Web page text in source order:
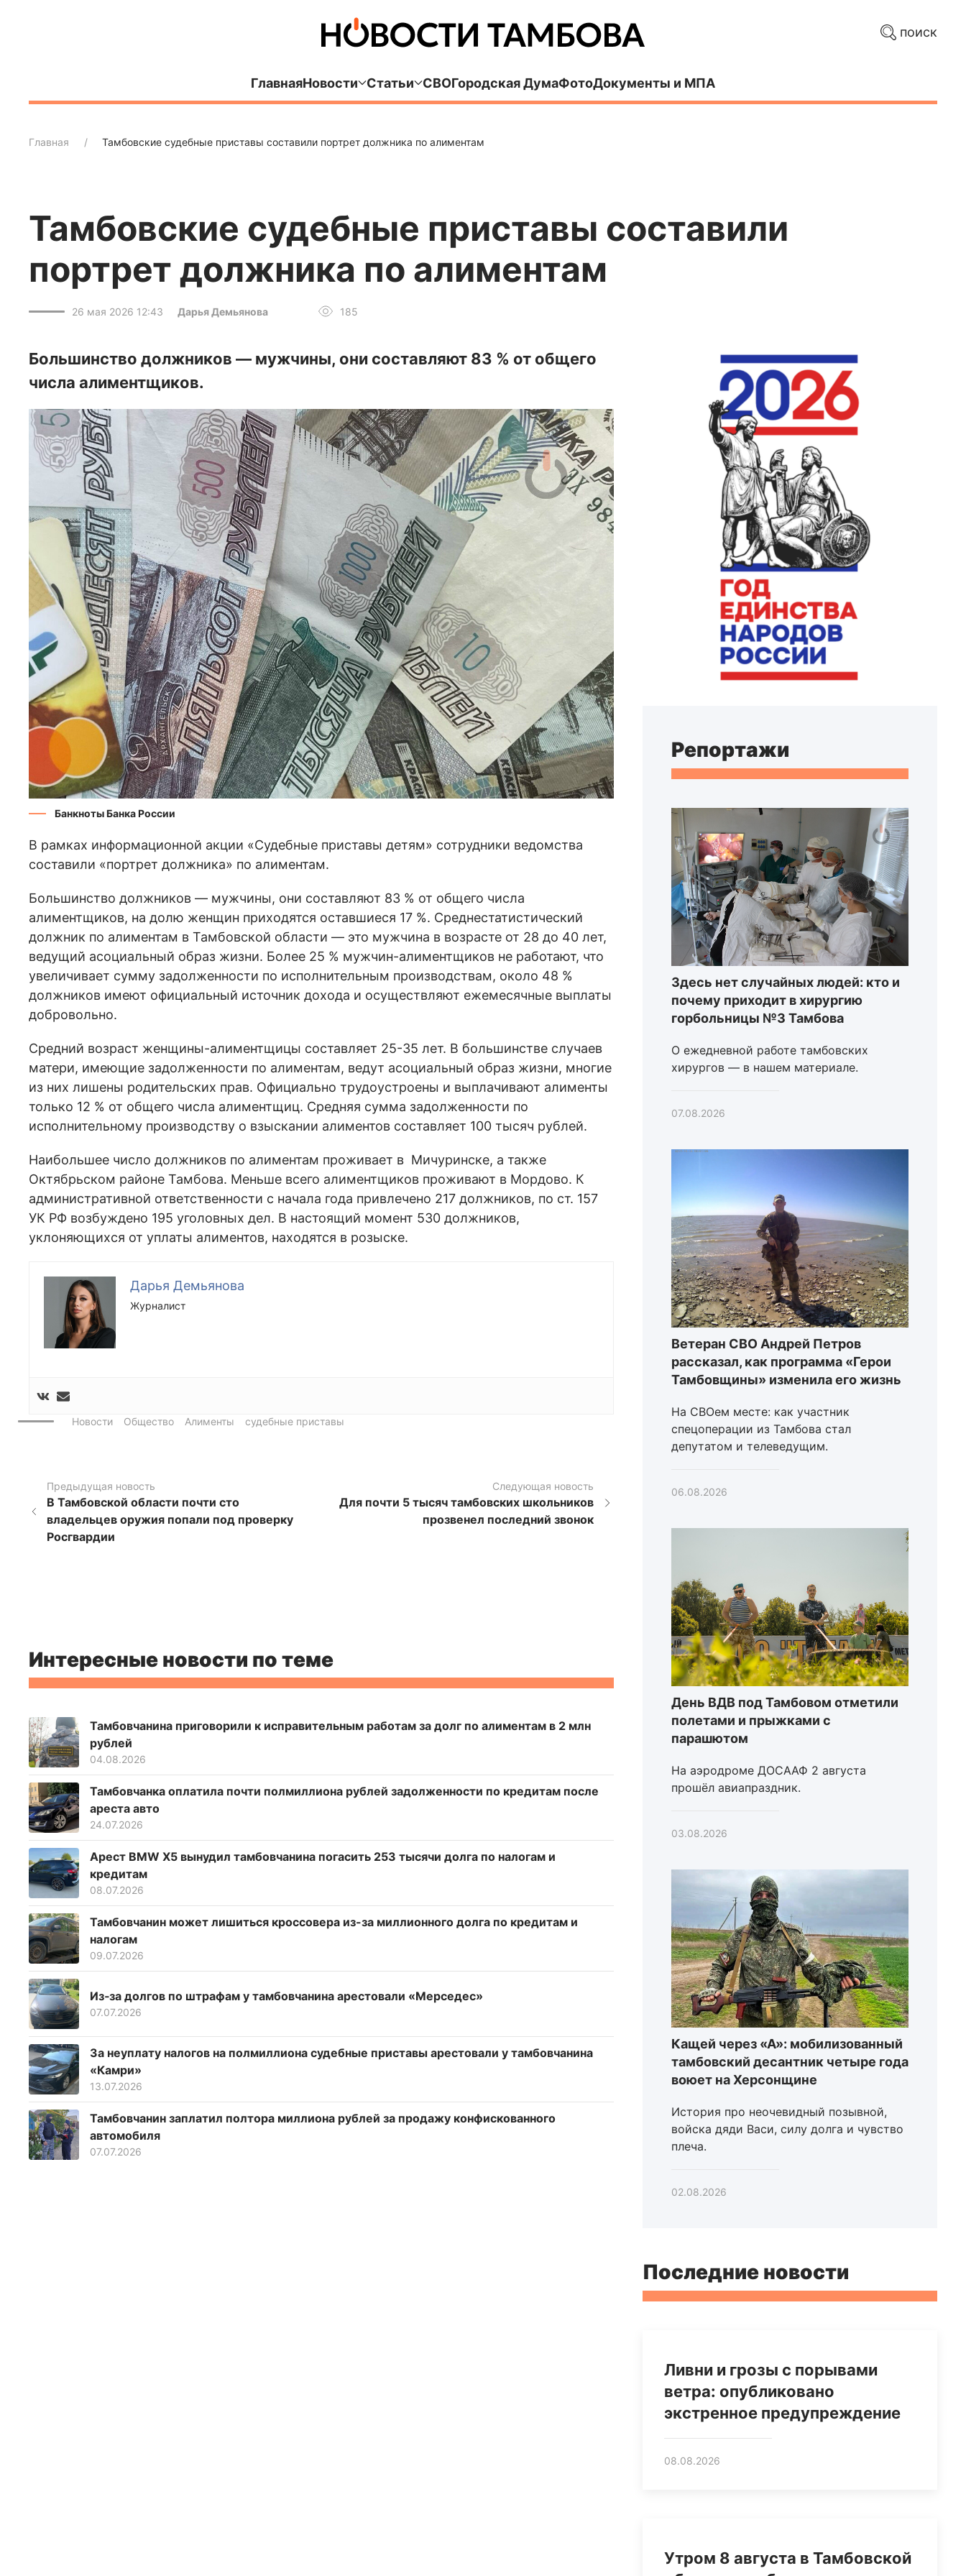
поиск
ГлавнаяНовости Статьи СВОГородская ДумаФотоДокументы и МПА
Главная Тамбовские судебные приставы составили портрет должника по алиментам
Тамбовские судебные приставы составили
портрет должника по алиментам
26 мая 2026 12:43 Дарья Демьянова 185
Большинство должников — мужчины, они составляют 83 % от общего
числа алиментщиков.
Банкноты Банка России
В рамках информационной акции «Судебные приставы детям» сотрудники ведомства
составили «портрет должника» по алиментам.
Большинство должников — мужчины, они составляют 83 % от общего числа
алиментщиков, на долю женщин приходятся оставшиеся 17 %. Среднестатистический
должник по алиментам в Тамбовской области — это мужчина в возрасте от 28 до 40 лет,
ведущий асоциальный образ жизни. Более 25 % мужчин-алиментщиков не работают, что
увеличивает сумму задолженности по исполнительным производствам, около 48 %
должников имеют официальный источник дохода и осуществляют ежемесячные выплаты
добровольно.
Средний возраст женщины-алиментщицы составляет 25-35 лет. В большинстве случаев
матери, имеющие задолженности по алиментам, ведут асоциальный образ жизни, многие
из них лишены родительских прав. Официально трудоустроены и выплачивают алименты
только 12 % от общего числа алиментщиц. Средняя сумма задолженности по
исполнительному производству о взыскании алиментов составляет 100 тысяч рублей.
Наибольшее число должников по алиментам проживает в Мичуринске, а также
Октябрьском районе Тамбова. Меньше всего алиментщиков проживают в Мордово. К
административной ответственности с начала года привлечено 217 должников, по ст. 157
УК РФ возбуждено 195 уголовных дел. В настоящий момент 530 должников,
уклоняющихся от уплаты алиментов, находятся в розыске.
Дарья Демьянова
Журналист
Новости Общество Алименты судебные приставы
Предыдущая новость
В Тамбовской области почти сто
владельцев оружия попали под проверку
Росгвардии
Следующая новость
Для почти 5 тысяч тамбовских школьников
прозвенел последний звонок
Интересные новости по теме
Тамбовчанина приговорили к исправительным работам за долг по алиментам в 2 млн
рублей
04.08.2026
Тамбовчанка оплатила почти полмиллиона рублей задолженности по кредитам после
ареста авто
24.07.2026
Арест BMW X5 вынудил тамбовчанина погасить 253 тысячи долга по налогам и
кредитам
08.07.2026
Тамбовчанин может лишиться кроссовера из-за миллионного долга по кредитам и
налогам
09.07.2026
Из‑за долгов по штрафам у тамбовчанина арестовали «Мерседес»
07.07.2026
За неуплату налогов на полмиллиона судебные приставы арестовали у тамбовчанина
«Камри»
13.07.2026
Тамбовчанин заплатил полтора миллиона рублей за продажу конфискованного
автомобиля
07.07.2026
Репортажи
Здесь нет случайных людей: кто и
почему приходит в хирургию
горбольницы №3 Тамбова
О ежедневной работе тамбовских
хирургов — в нашем материале.
07.08.2026
Ветеран СВО Андрей Петров
рассказал, как программа «Герои
Тамбовщины» изменила его жизнь
На СВОем месте: как участник
спецоперации из Тамбова стал
депутатом и телеведущим.
06.08.2026
День ВДВ под Тамбовом отметили
полетами и прыжками с
парашютом
На аэродроме ДОСААФ 2 августа
прошёл авиапраздник.
03.08.2026
Кащей через «А»: мобилизованный
тамбовский десантник четыре года
воюет на Херсонщине
История про неочевидный позывной,
войска дяди Васи, силу долга и чувство
плеча.
02.08.2026
Последние новости
Ливни и грозы с порывами
ветра: опубликовано
экстренное предупреждение
08.08.2026
Утром 8 августа в Тамбовской